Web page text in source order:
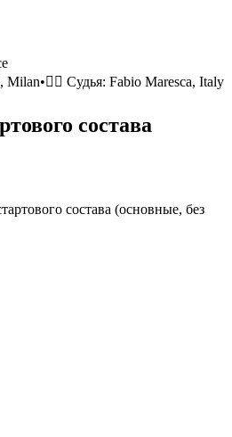
, Milan•🧑‍⚖️ Судья: Fabio Maresca, Italy
состава
состава (основные, без